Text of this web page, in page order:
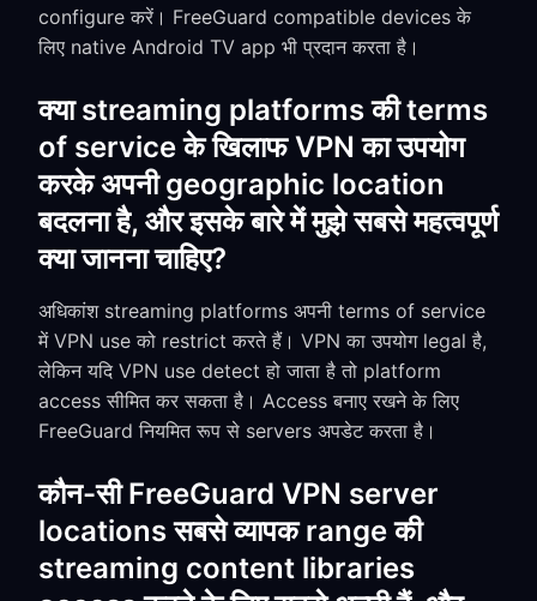
configure करें। FreeGuard compatible devices के
लिए native Android TV app भी प्रदान करता है।
क्या streaming platforms की terms
of service के खिलाफ VPN का उपयोग
करके अपनी geographic location
बदलना है, और इसके बारे में मुझे सबसे महत्वपूर्ण
क्या जानना चाहिए?
अधिकांश streaming platforms अपनी terms of service
में VPN use को restrict करते हैं। VPN का उपयोग legal है,
लेकिन यदि VPN use detect हो जाता है तो platform
access सीमित कर सकता है। Access बनाए रखने के लिए
FreeGuard नियमित रूप से servers अपडेट करता है।
कौन-सी FreeGuard VPN server
locations सबसे व्यापक range की
streaming content libraries